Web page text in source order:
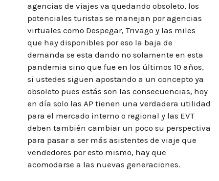
agencias de viajes va quedando obsoleto, los
potenciales turistas se manejan por agencias
virtuales como Despegar, Trivago y las miles
que hay disponibles por eso la baja de
demanda se esta dando no solamente en esta
pandemia sino que fue en los últimos 10 años,
si ustedes siguen apostando a un concepto ya
obsoleto pues estás son las consecuencias, hoy
en día solo las AP tienen una verdadera utilidad
para el mercado interno o regional y las EVT
deben también cambiar un poco su perspectiva
para pasar a ser más asistentes de viaje que
vendedores por esto mismo, hay que
acomodarse a las nuevas generaciones.